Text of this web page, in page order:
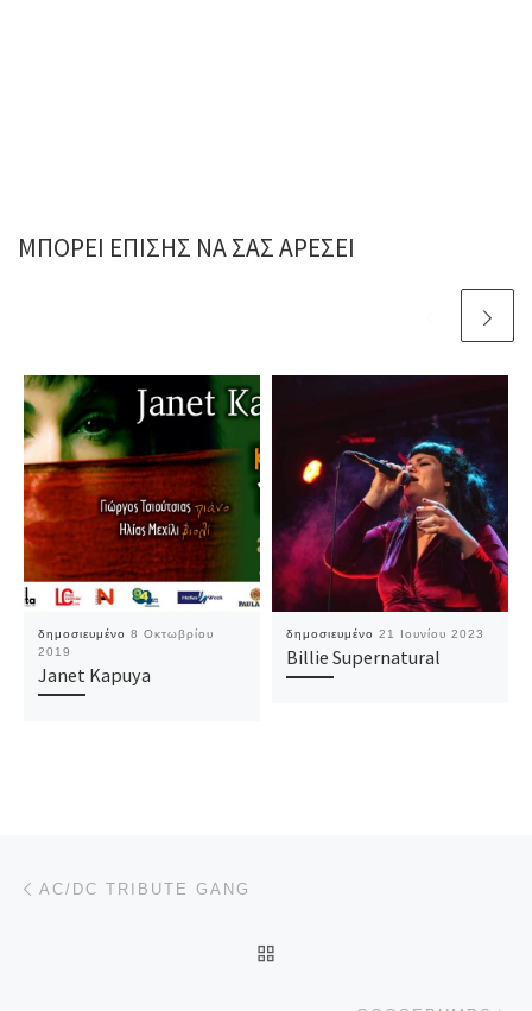
ΜΠΟΡΕΊ ΕΠΊΣΗΣ ΝΑ ΣΑΣ ΑΡΈΣΕΙ
δημοσιευμένο 8 Οκτωβρίου
2019
Janet Kapuya
δημοσιευμένο 21 Ιουνίου 2023
Billie Supernatural
Πλοήγηση δημοσιεύσεων
AC/DC TRIBUTE GANG